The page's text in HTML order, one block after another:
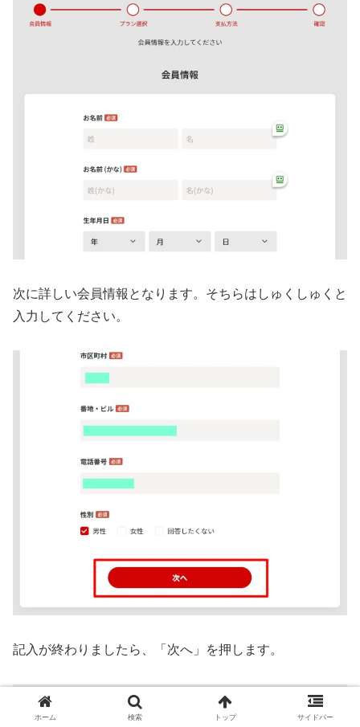
次に詳しい会員情報となります。そちらはしゅくしゅくと
入力してください。
記入が終わりましたら、「次へ」を押します。
ホーム 検索 トップ サイドバー